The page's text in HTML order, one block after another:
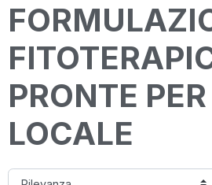
PRONTE
LOCALE